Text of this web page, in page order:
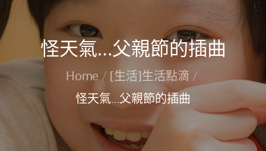
怪天氣…父親節的插曲
Home
[生活]生活點滴
怪天氣…父親節的插曲